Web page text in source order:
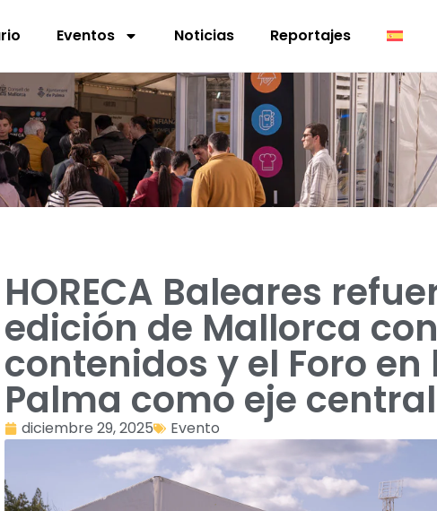
Eventos Noticias Reportajes
HORECA Baleares
edición de Mallorca
contenidos y el Foro en
Palma como eje central
diciembre 29, 2025 Evento